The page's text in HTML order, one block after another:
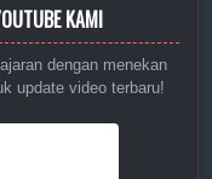
KAMI
dengan menekan
update video terbaru!